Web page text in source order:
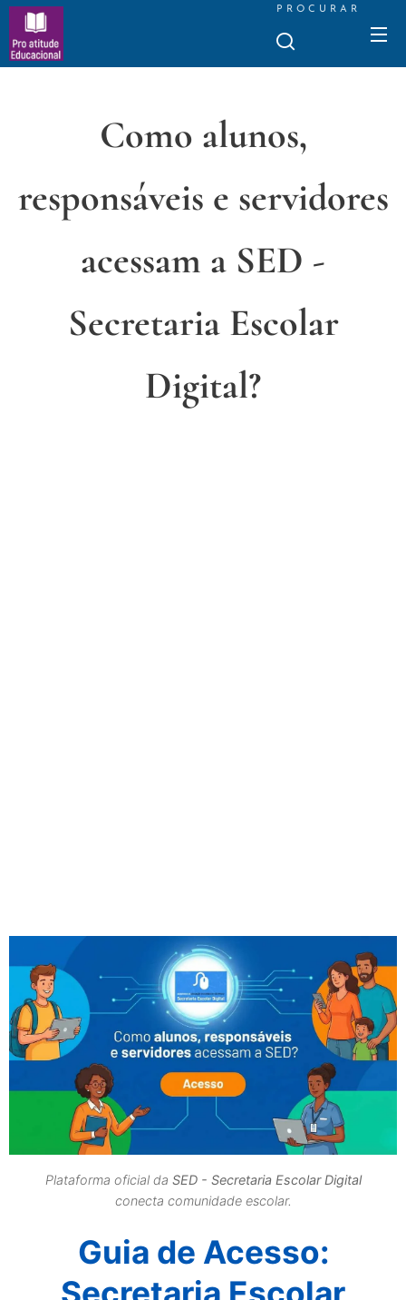
PROCURAR
Como alunos,
responsáveis e servidores
acessam a SED -
Secretaria Escolar
Digital?
Plataforma oficial da SED - Secretaria Escolar Digital
conecta comunidade escolar.
Guia de Acesso: